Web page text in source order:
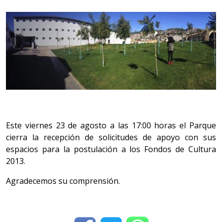
Este viernes 23 de agosto a las 17:00 horas el Parque
cierra la recepción de solicitudes de apoyo con sus
espacios para la postulación a los Fondos de Cultura
2013.
Agradecemos su comprensión.